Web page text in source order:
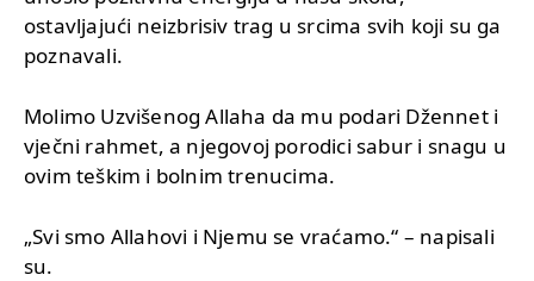
ostavljajući neizbrisiv trag u srcima svih koji su ga
poznavali.
Molimo Uzvišenog Allaha da mu podari Džennet i
vječni rahmet, a njegovoj porodici sabur i snagu u
ovim teškim i bolnim trenucima.
„Svi smo Allahovi i Njemu se vraćamo.“ – napisali
su.